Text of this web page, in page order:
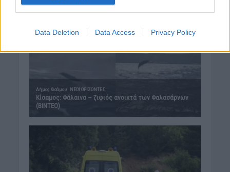
Data Deletion Data Access Privacy Policy
Δημοφιλή αυτή την εβδομάδα